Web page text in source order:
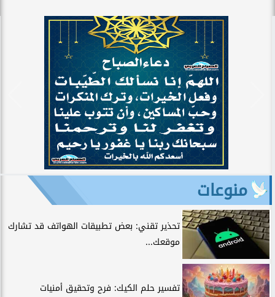
منوعات
تحذير تقني: بعض تطبيقات الهواتف قد تشارك
موقعك...
تفسير حلم الكيك: فرح وتحقيق أمنيات